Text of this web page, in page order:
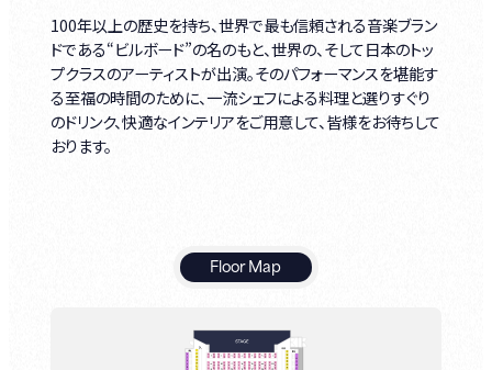
100年以上の歴史を持ち、世界で最も信頼される音楽ブラン
ドである“ビルボード”の名のもと、世界の、そして日本のトッ
プクラスのアーティストが出演。そのパフォーマンスを堪能す
る至福の時間のために、一流シェフによる料理と選りすぐり
のドリンク、快適なインテリアをご用意して、皆様をお待ちして
おります。
Floor Map